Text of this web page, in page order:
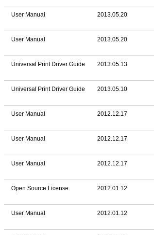
User Manual 2013.05.20
User Manual 2013.05.20
Universal Print Driver Guide 2013.05.13
Universal Print Driver Guide 2013.05.10
User Manual 2012.12.17
User Manual 2012.12.17
User Manual 2012.12.17
Open Source License 2012.01.12
User Manual 2012.01.12